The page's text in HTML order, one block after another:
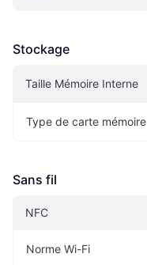
Stockage
Taille Mémoire Interne
Type de carte mémoire
Sans fil
NFC
Norme Wi-Fi